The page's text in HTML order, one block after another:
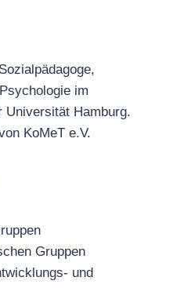
im
Universität Hamburg.
KoMeT e.V.
Gruppen
und